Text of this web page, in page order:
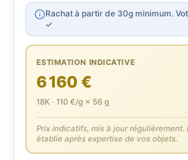
Rachat à partir de 30g minimum.
✓
ESTIMATION INDICATIVE
6 160 €
18K · 110 €/g × 56 g
Prix indicatifs, mis à jour
établie après expertise de vos objets.